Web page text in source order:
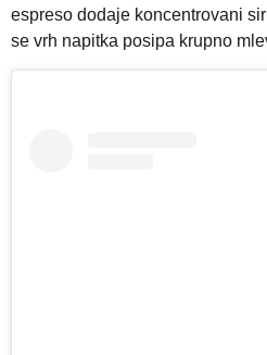
espreso dodaje koncentrovani
se vrh napitka posipa krupno